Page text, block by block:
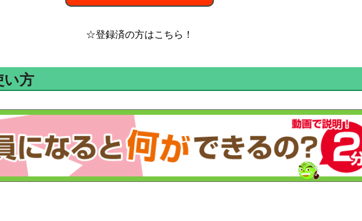
☆登録済の方はこちら！
い方